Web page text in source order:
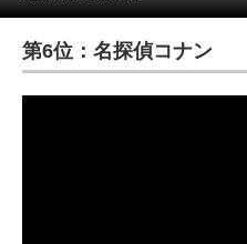
注目記事を集めた総合ページ
ITの今と未来を見通す
第6位：名探偵コナン